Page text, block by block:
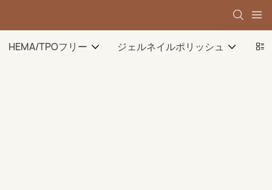
HEMA/TPOフリー ジェルネイルポリッシュ ベ